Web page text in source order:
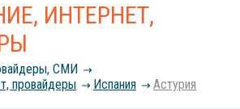
ИНТЕРНЕТ,
СМИ
провайдеры
Испания Астурия